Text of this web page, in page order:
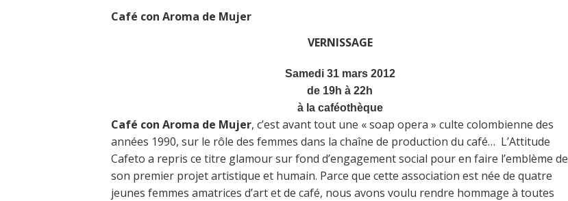
Café con Aroma de Mujer
VERNISSAGE
Samedi 31 mars 2012
de 19h à 22h
à la caféothèque
Café con Aroma de Mujer, c’est avant tout une « soap opera » culte colombienne des
années 1990, sur le rôle des femmes dans la chaîne de production du café… L’Attitude
Cafeto a repris ce titre glamour sur fond d’engagement social pour en faire l’emblème de
son premier projet artistique et humain. Parce que cette association est née de quatre
jeunes femmes amatrices d’art et de café, nous avons voulu rendre hommage à toutes